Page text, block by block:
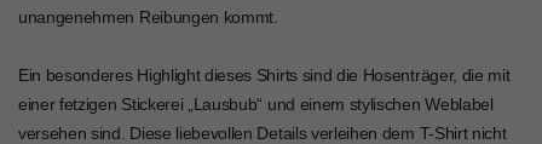
unangenehmen Reibungen kommt.
Ein besonderes Highlight dieses Shirts sind die Hosenträger, die mit
einer fetzigen Stickerei „Lausbub“ und einem stylischen Weblabel
versehen sind. Diese liebevollen Details verleihen dem T-Shirt nicht